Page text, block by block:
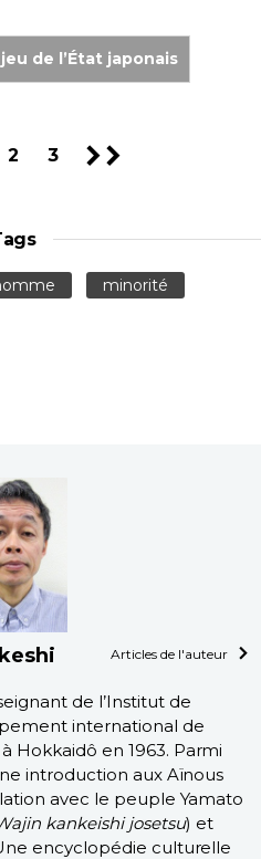
de l’État japonais
2 3
minorité
Articles de l'auteur
de l’Institut de
international de
Hokkaidô en 1963. Parmi
introduction aux Aïnous
avec le peuple Yamato
kankeishi josetsu) et
encyclopédie culturelle